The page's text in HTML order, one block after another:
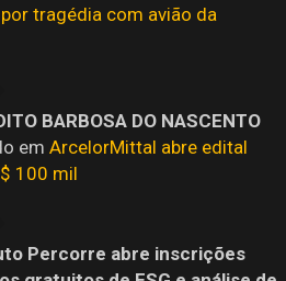
tragédia com avião da
BARBOSA DO NASCENTO
em ArcelorMittal abre edital
100 mil
Percorre abre inscrições